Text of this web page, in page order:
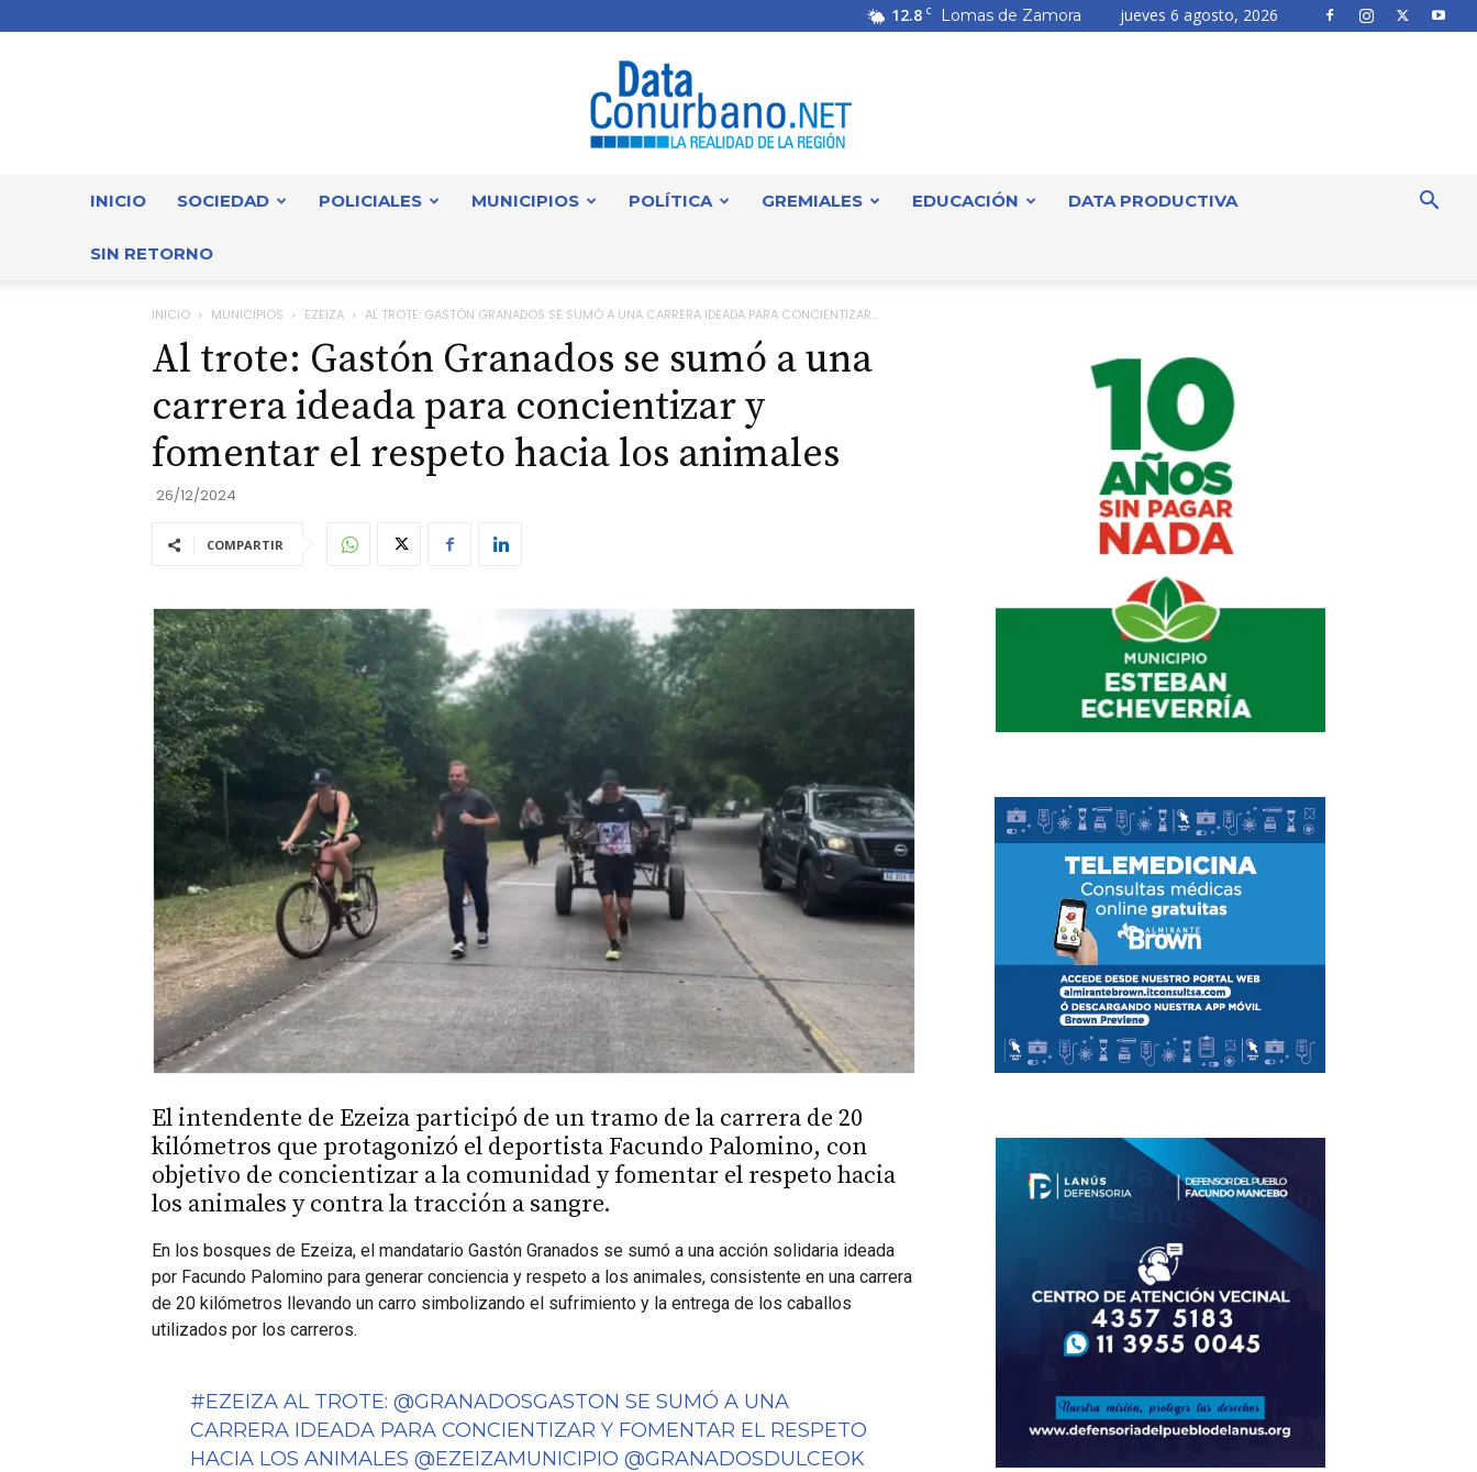
12.8 C Lomas de Zamora jueves 6 agosto, 2026
INICIO SOCIEDAD POLICIALES MUNICIPIOS POLÍTICA GREMIALES EDUCACIÓN DATA PRODUCTIVA
SIN RETORNO
INICIO MUNICIPIOS EZEIZA AL TROTE: GASTÓN GRANADOS SE SUMÓ A UNA CARRERA IDEADA PARA CONCIENTIZAR...
Al trote: Gastón Granados se sumó a una
carrera ideada para concientizar y
fomentar el respeto hacia los animales
26/12/2024
COMPARTIR
El intendente de Ezeiza participó de un tramo de la carrera de 20
kilómetros que protagonizó el deportista Facundo Palomino, con
objetivo de concientizar a la comunidad y fomentar el respeto hacia
los animales y contra la tracción a sangre.
En los bosques de Ezeiza, el mandatario Gastón Granados se sumó a una acción solidaria ideada
por Facundo Palomino para generar conciencia y respeto a los animales, consistente en una carrera
de 20 kilómetros llevando un carro simbolizando el sufrimiento y la entrega de los caballos
utilizados por los carreros.
#EZEIZAAL TROTE: @GRANADOSGASTON SE SUMÓ A UNA
CARRERA IDEADA PARA CONCIENTIZAR Y FOMENTAR EL RESPETO
HACIA LOS ANIMALES @EZEIZAMUNICIPIO @GRANADOSDULCEOK